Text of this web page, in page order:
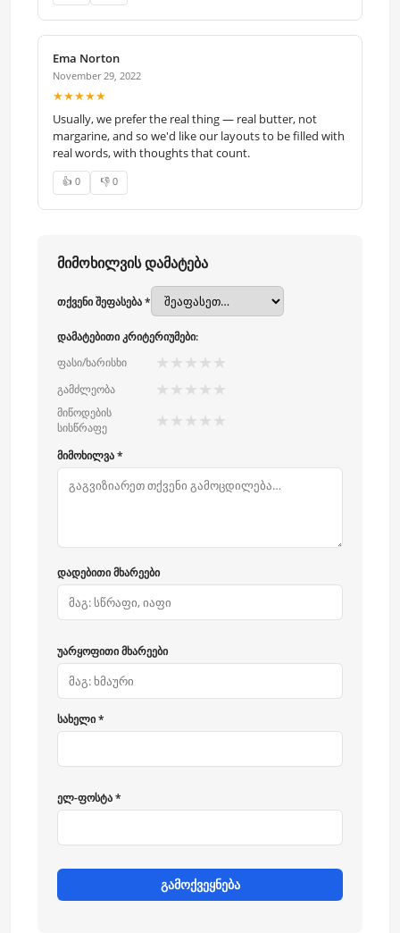
Ema Norton
November 29, 2022
★★★★★
Usually, we prefer the real thing — real butter, not
margarine, and so we'd like our layouts to be filled with
real words, with thoughts that count.
👍 0 👎 0
მიმოხილვის დამატება
თქვენი შეფასება *
დამატებითი კრიტერიუმები:
ფასი/ხარისხი
★ ★ ★ ★ ★
გამძლეობა ★ ★ ★ ★ ★
მიწოდების
სისწრაფე
★ ★ ★ ★ ★
მიმოხილვა *
დადებითი მხარეები
უარყოფითი მხარეები
სახელი *
ელ-ფოსტა *
გამოქვეყნება